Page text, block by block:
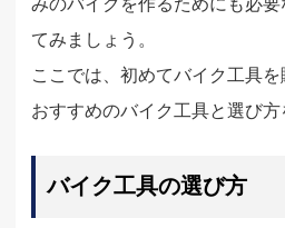
みのバイクを作るためにも必
てみましょう。
ここでは、初めてバイク工具を
おすすめのバイク工具と選び方
バイク工具の選び方